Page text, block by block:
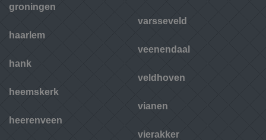
groningen
haarlem
hank
heemskerk
heerenveen
varsseveld
veenendaal
veldhoven
vianen
vierakker